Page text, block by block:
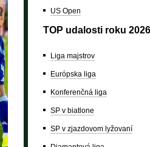
US Open
TOP udalosti roku 2026
Liga majstrov
Európska liga
Konferenčná liga
SP v biatlone
SP v zjazdovom lyžovaní